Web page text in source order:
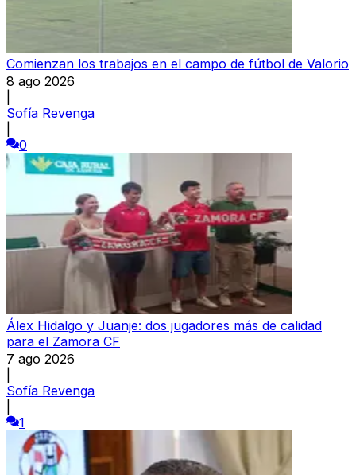
Comienzan los trabajos en el campo de fútbol de Valorio
8 ago 2026
Sofía Revenga
0
Álex Hidalgo y Juanje: dos jugadores más de calidad
para el Zamora CF
7 ago 2026
Sofía Revenga
1